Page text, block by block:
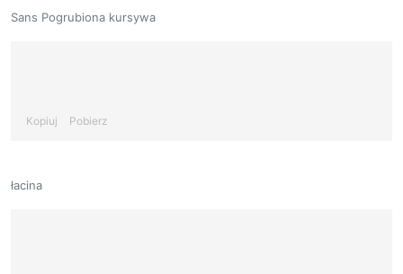
Sans Pogrubiona kursywa
Kopiuj Pobierz
łacina